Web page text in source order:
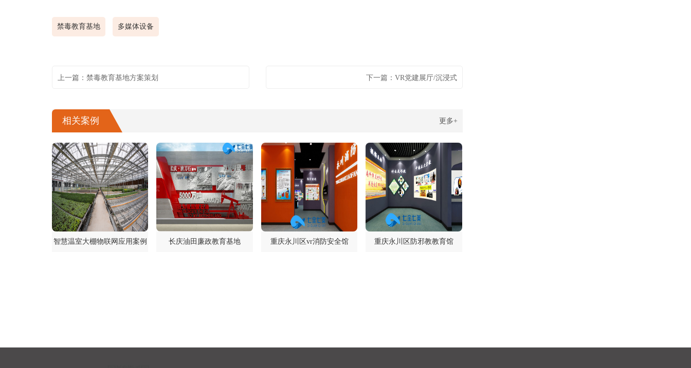
禁毒教育基地 多媒体设备
上一篇：禁毒教育基地方案策划 下一篇：VR党建展厅/沉浸式
相关案例 更多+
智慧温室大棚物联网应用案例 长庆油田廉政教育基地 重庆永川区vr消防安全馆 重庆永川区防邪教教育馆